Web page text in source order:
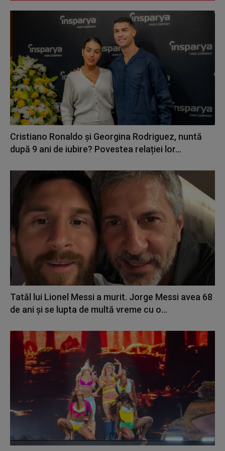
Cristiano Ronaldo și Georgina Rodriguez, nuntă
după 9 ani de iubire? Povestea relației lor...
Tatăl lui Lionel Messi a murit. Jorge Messi avea 68
de ani și se lupta de multă vreme cu o...